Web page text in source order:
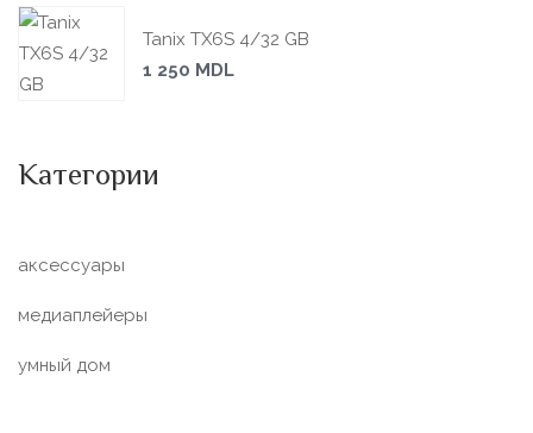
Tanix TX6S 4/32 GB
1 250 MDL
Категории
аксессуары
медиаплейеры
умный дом